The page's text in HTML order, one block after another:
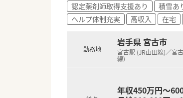
★充実した研修制度
中途入社の方は、Ｏ
と蓄積がなされてお
キャリアに応じた
グループ学術発表
薬局長以降は、「
（薬事Gr・教育Gr
パスも用意されてい
認定薬剤師取得支援あり
積雪あ
ヘルプ体制充実
高収入 在宅
勤務地
岩手県 宮古市
宮古駅 (JR山田線)／宮
線)
年収450万円～